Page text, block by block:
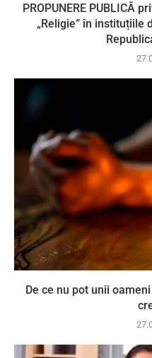
PROPUNERE PUBLICĂ
„Religie” în instituțiile
De ce nu pot unii